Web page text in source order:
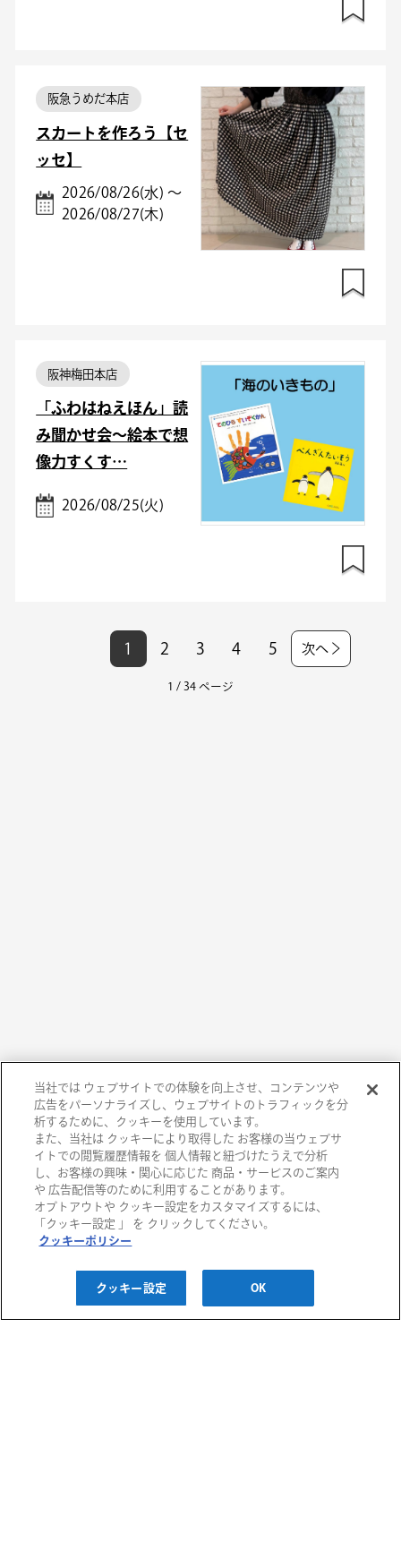
阪急うめだ本店
スカートを作ろう【セ
ッセ】
2026/08/26(水) ～
2026/08/27(木)
阪神梅田本店
「ふわはねえほん」読
み聞かせ会～絵本で想
像力すくす…
2026/08/25(火)
1 2 3 4 5 次へ
1 / 34 ページ
阪急百貨店
阪急メンズ大阪 神戸阪急
阪神百貨店
阪神梅田本店 阪神・にしのみや
当社では ウェブサイトでの体験を向上させ、コンテンツや
広告をパーソナライズし、ウェブサイトのトラフィックを分
析するために、クッキーを使用しています。
また、当社は クッキーにより取得した お客様の当ウェブサ
イトでの閲覧履歴情報を 個人情報と紐づけたうえで分析
し、お客様の興味・関心に応じた 商品・サービスのご案内
や 広告配信等のために利用することがあります。
オプトアウトや クッキー設定をカスタマイズするには、
「クッキー設定 」 を クリックしてください。
クッキーポリシー
クッキー設定 OK